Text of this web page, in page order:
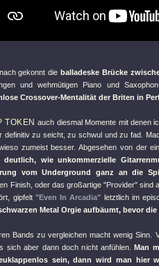
gekonnt dieballadeske Brücke
und wehmütigen Piano und
Crossover-Mentalität der Briten in
TOKEN auch diesmal Momente mit denen
definitiv zu seicht, zu schwul und zu fad.
zumeist besser. Abgesehen von der
wie unkommerzielle
vom Underground ganz an die
Finish, oder das großartige"Provider" sind
gipfelt "Even In Arcadia" letztlich im
Metal Orgie aufbäumt, bevor
Bands zu vergleichen macht wenig Sinn.
sich aber dann doch nicht anfühlen.Man
sein, dann wird man hier